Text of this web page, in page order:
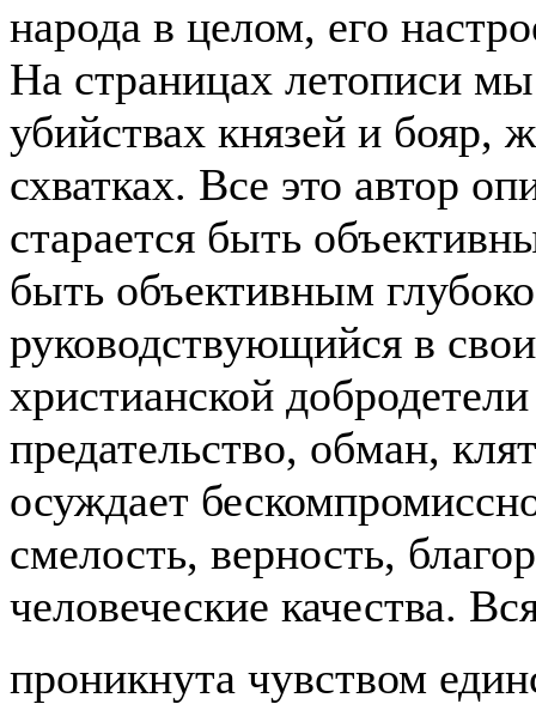
народа в целом, его
На страницах летописи
убийствах князей и бояр,
схватках. Все это автор
старается быть
быть объективным
руководствующийся в
христианской
предательство, обман,
осуждает
смелость, верность,
человеческие качества.
проникнута чувством